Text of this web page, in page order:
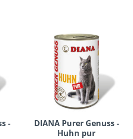
-
DIANA Purer Genuss -
Huhn pur